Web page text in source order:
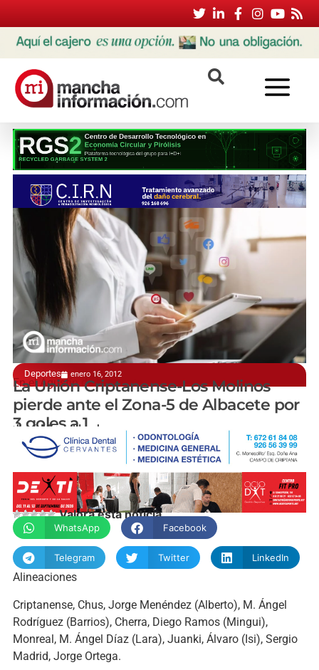
Deportes enero 16, 2012
En el Agustín de la Fuente
La Unión Criptanense-Los Molinos
pierde ante el Zona-5 de Albacete por
3 goles a 1
José Miguel Lasheras
Valora esta noticia
WhatsApp Facebook
Telegram Twitter LinkedIn
Alineaciones
Criptanense, Chus, Jorge Menéndez (Alberto), M. Ángel
Rodríguez (Barrios), Cherra, Diego Ramos (Mingui),
Monreal, M. Ángel Díaz (Lara), Juanki, Álvaro (Isi), Sergio
Madrid, Jorge Ortega.